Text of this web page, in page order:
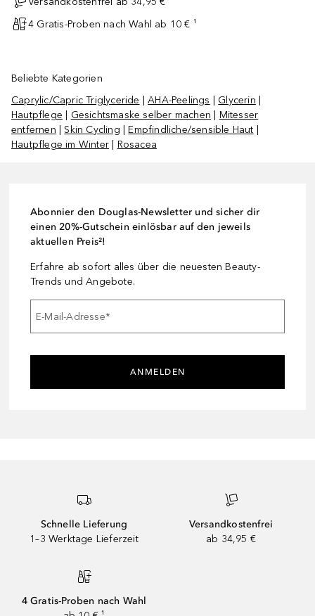
4 Gratis-Proben nach Wahl ab 10 € ¹
Beliebte Kategorien
Caprylic/Capric Triglyceride |AHA-Peelings Glycerin
Hautpflege
Gesichtsmaske selber machen
Mitesser
entfernen |Skin Cycling |Empfindliche/sensible Haut
Hautpflege im Winter
Rosacea
Abonnier den Douglas-Newsletter und sicher dir
einen 20%-Gutschein einlösbar auf den jeweils
aktuellen Preis²!
Erfahre ab sofort alles über die neuesten Beauty-
Trends und Angebote.
E-Mail-Adresse*
ANMELDEN
Schnelle Lieferung
1–3 Werktage Lieferzeit
Versandkostenfrei
ab 34,95 €
4 Gratis-Proben nach Wahl